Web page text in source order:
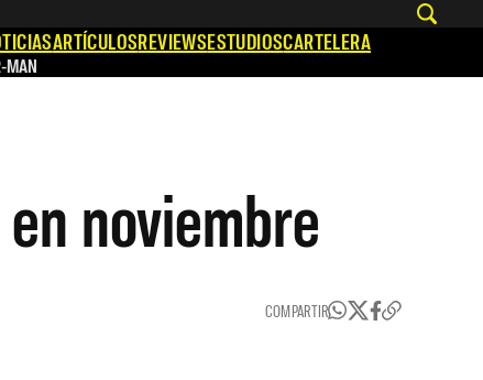
ARTÍCULOSREVIEWSESTUDIOSCARTELERA
MAN
noviembre
COMPARTIR